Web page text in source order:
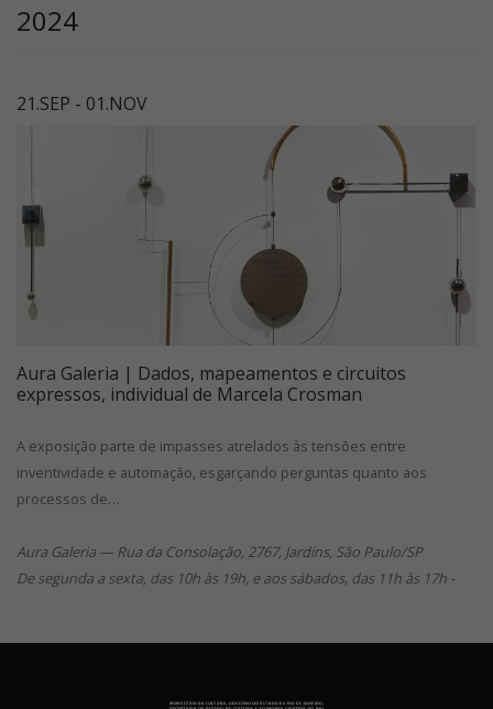
2024
21.SEP - 01.NOV
Aura Galeria | Dados, mapeamentos e circuitos
expressos, individual de Marcela Crosman
A exposição parte de impasses atrelados às tensões entre
inventividade e automação, esgarçando perguntas quanto aos
processos de…
Aura Galeria — Rua da Consolação, 2767, Jardins, São Paulo/SP
De segunda a sexta, das 10h às 19h, e aos sábados, das 11h às 17h -